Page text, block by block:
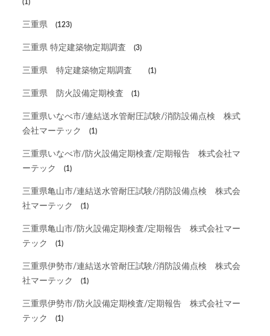
(1)
三重県 (123)
三重県 特定建築物定期調査 (3)
三重県 特定建築物定期調査 (1)
三重県 防火設備定期検査 (1)
三重県いなべ市/連結送水管耐圧試験/消防設備点検 株式
会社マーテック
(1)
三重県いなべ市/防火設備定期検査/定期報告 株式会社マ
ーテック
(1)
三重県亀山市/連結送水管耐圧試験/消防設備点検 株式会
社マーテック
(1)
三重県亀山市/防火設備定期検査/定期報告 株式会社マー
テック
(1)
三重県伊勢市/連結送水管耐圧試験/消防設備点検 株式会
社マーテック
(1)
三重県伊勢市/防火設備定期検査/定期報告 株式会社マー
テック
(1)